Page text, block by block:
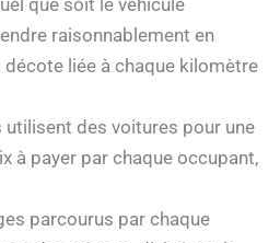
raisonnablement en
décote liée à chaque kilomètre
des voitures pour une
à payer par chaque occupant,
parcourus par chaque